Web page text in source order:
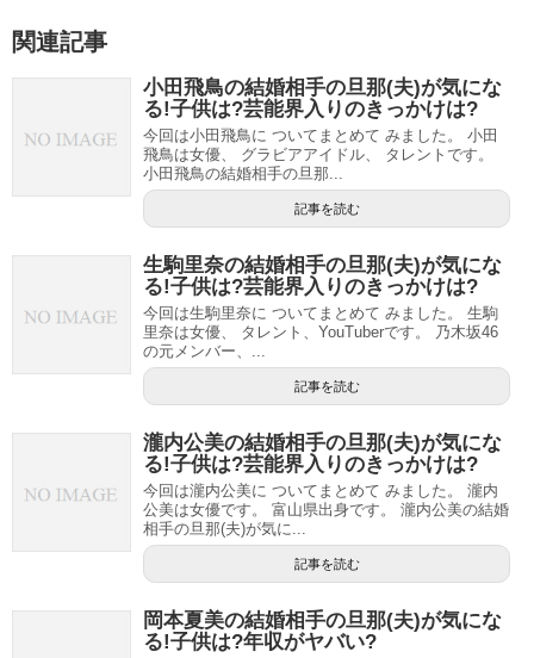
関連記事
小田飛鳥の結婚相手の旦那(夫)が気にな
る!子供は?芸能界入りのきっかけは?
今回は小田飛鳥に ついてまとめて みました。 小田
飛鳥は女優、 グラビアアイドル、 タレントです。
小田飛鳥の結婚相手の旦那...
記事を読む
生駒里奈の結婚相手の旦那(夫)が気にな
る!子供は?芸能界入りのきっかけは?
今回は生駒里奈に ついてまとめて みました。 生駒
里奈は女優、 タレント、YouTuberです。 乃木坂46
の元メンバー、...
記事を読む
瀧内公美の結婚相手の旦那(夫)が気にな
る!子供は?芸能界入りのきっかけは?
今回は瀧内公美に ついてまとめて みました。 瀧内
公美は女優です。 富山県出身です。 瀧内公美の結婚
相手の旦那(夫)が気に...
記事を読む
岡本夏美の結婚相手の旦那(夫)が気にな
る!子供は?年収がヤバい?